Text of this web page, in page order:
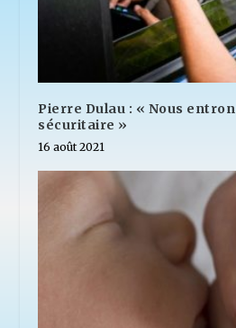
Pierre Dulau : « Nous
sécuritaire »
16 août 2021